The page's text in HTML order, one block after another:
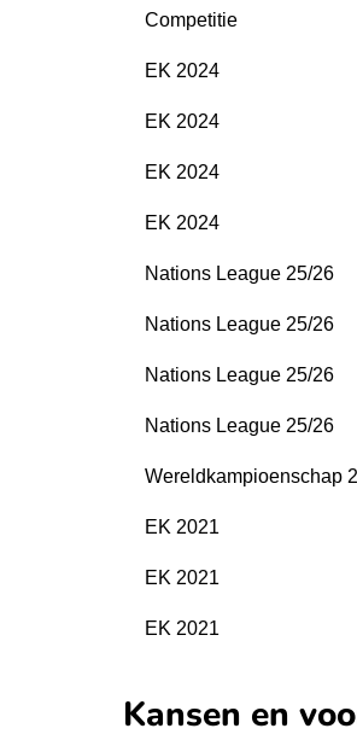
Competitie
EK 2024
EK 2024
EK 2024
EK 2024
Nations League 25/26
Nations League 25/26
Nations League 25/26
Nations League 25/26
Wereldkampioenschap
EK 2021
EK 2021
EK 2021
Kansen en